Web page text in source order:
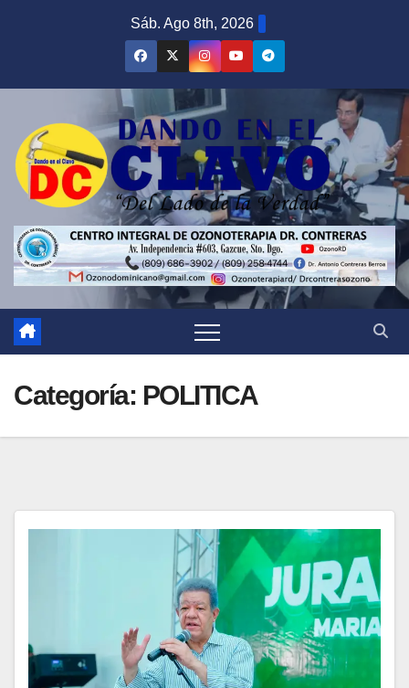
Sáb. Ago 8th, 2026
Categoría: POLITICA